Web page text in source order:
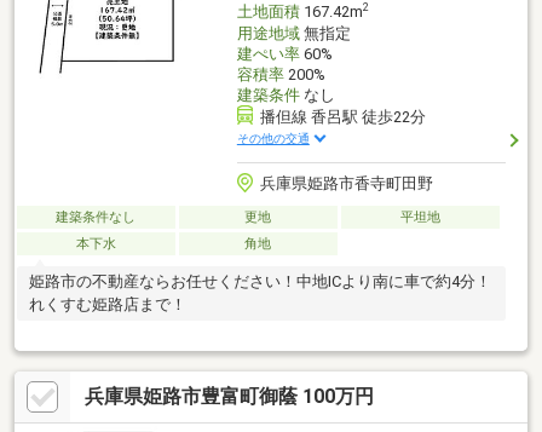
土地面積167.42m2
用途地域無指定
建ぺい率60%
容積率200%
建築条件なし
播但線 香呂駅 徒歩22分
その他の交通
兵庫県姫路市香寺町田野
建築条件なし 更地
平坦地
本下水
角地
姫路市の不動産ならお任せください！中地ICより南に車で約4分！
れくすむ姫路店まで！
兵庫県姫路市豊富町御蔭 100万円